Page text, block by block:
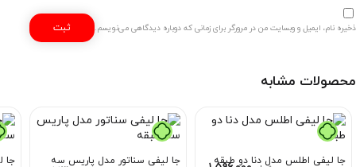
ذخیره نام، ایمیل و وبسایت من در مرورگر برای زمانی که دوباره دیدگاهی می‌نویسم.
محصولات مشابه
جا لیفی اطلس مدل دنا دو طبقه
جا لیفی سناتور مدل پاریس سه
جا